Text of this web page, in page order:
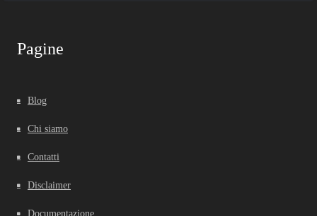
Pagine
Blog
Chi siamo
Contatti
Disclaimer
Documentazione